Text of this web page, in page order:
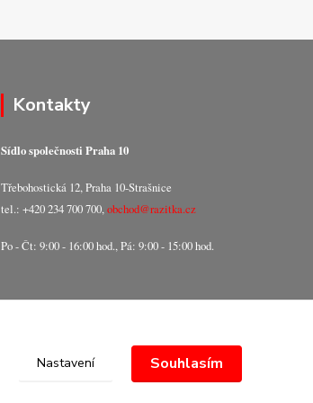
Kontakty
Sídlo společnosti Praha 10
Třebohostická 12, Praha 10-Strašnice
tel.: +420 234 700 700,obchod@razitka.cz
Po - Čt: 9:00 - 16:00 hod., Pá: 9:00 - 15:00 hod.
Nastavení Souhlasím